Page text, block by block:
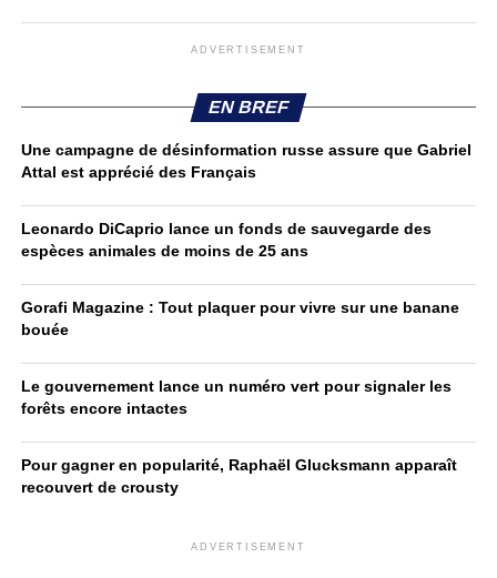
ADVERTISEMENT
EN BREF
Une campagne de désinformation russe assure que Gabriel
Attal est apprécié des Français
Leonardo DiCaprio lance un fonds de sauvegarde des
espèces animales de moins de 25 ans
Gorafi Magazine : Tout plaquer pour vivre sur une banane
bouée
Le gouvernement lance un numéro vert pour signaler les
forêts encore intactes
Pour gagner en popularité, Raphaël Glucksmann apparaît
recouvert de crousty
ADVERTISEMENT